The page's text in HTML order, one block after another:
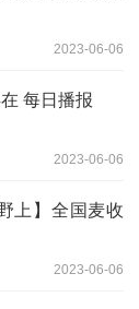
2023-06-06
每日播报
2023-06-06
上】全国麦收
2023-06-06